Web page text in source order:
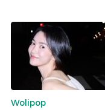
Wolipop